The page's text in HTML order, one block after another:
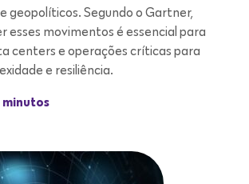
geopolíticos. Segundo o Gartner,
esses movimentos é essencial para
centers e operações críticas para
e resiliência.
minutos